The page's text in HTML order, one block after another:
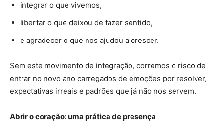
integrar o que vivemos,
libertar o que deixou de fazer sentido,
e agradecer o que nos ajudou a crescer.
Sem este movimento de integração, corremos o risco de
entrar no novo ano carregados de emoções por resolver,
expectativas irreais e padrões que já não nos servem.
Abrir o coração: uma prática de presença